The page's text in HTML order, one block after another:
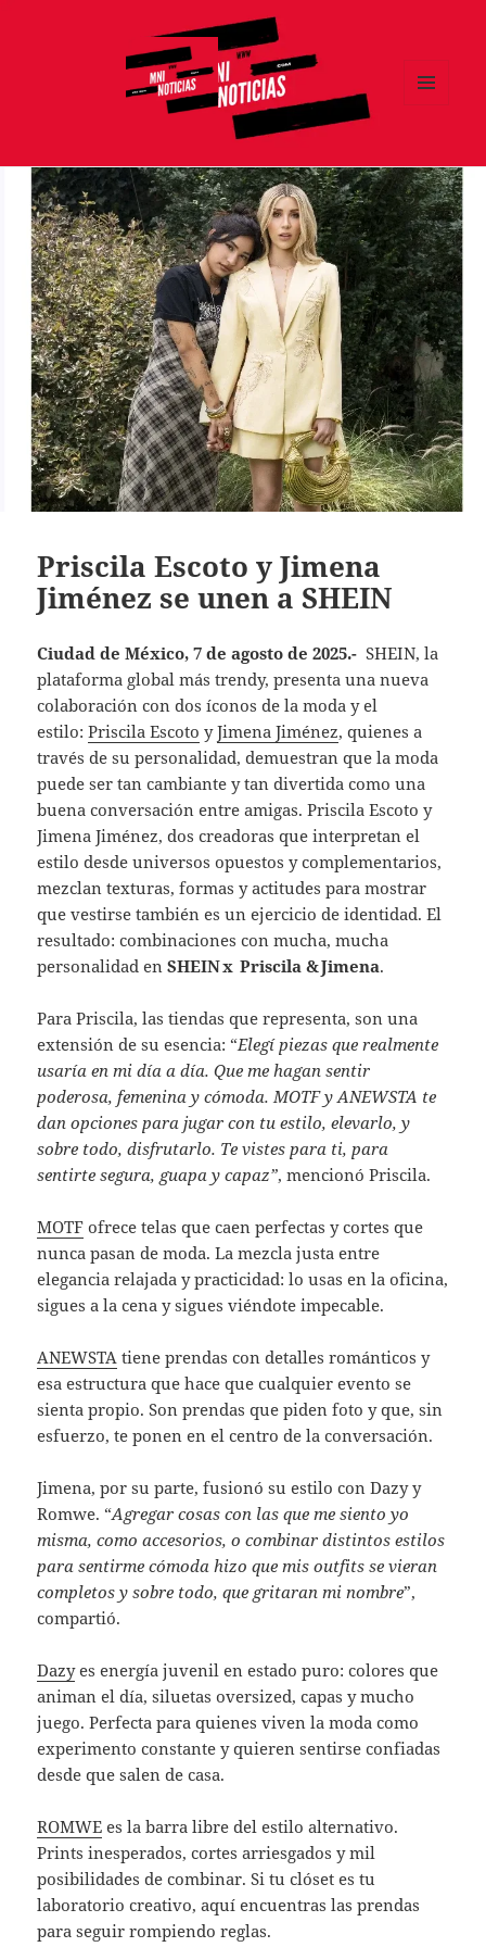
Priscila Escoto y Jimena
Jiménez se unen a SHEIN
Ciudad de México, 7 de agosto de 2025.- SHEIN, la
plataforma global más trendy, presenta una nueva
colaboración con dos íconos de la moda y el
estilo:Priscila Escoto yJimena Jiménez, quienes a
través de su personalidad, demuestran que la moda
puede ser tan cambiante y tan divertida como una
buena conversación entre amigas. Priscila Escoto y
Jimena Jiménez, dos creadoras que interpretan el
estilo desde universos opuestos y complementarios,
mezclan texturas, formas y actitudes para mostrar
que vestirse también es un ejercicio de identidad. El
resultado: combinaciones con mucha, mucha
personalidad enSHEIN x Priscila & Jimena.
Para Priscila, las tiendas que representa, son una
extensión de su esencia: “Elegí piezas que realmente
usaría en mi día a día. Que me hagan sentir
poderosa, femenina y cómoda. MOTF y ANEWSTA te
dan opciones para jugar con tu estilo, elevarlo, y
sobre todo, disfrutarlo. Te vistes para ti, para
sentirte segura, guapa y capaz”, mencionó Priscila.
MOTF ofrece telas que caen perfectas y cortes que
nunca pasan de moda. La mezcla justa entre
elegancia relajada y practicidad: lo usas en la oficina,
sigues a la cena y sigues viéndote impecable.
ANEWSTA tiene prendas con detalles románticos y
esa estructura que hace que cualquier evento se
sienta propio. Son prendas que piden foto y que, sin
esfuerzo, te ponen en el centro de la conversación.
Jimena, por su parte, fusionó su estilo con Dazy y
Romwe. “Agregar cosas con las que me siento yo
misma, como accesorios, o combinar distintos estilos
para sentirme cómoda hizo que mis outfits se vieran
completos y sobre todo, que gritaran mi nombre”,
compartió.
Dazyes energía juvenil en estado puro: colores que
animan el día, siluetas oversized, capas y mucho
juego. Perfecta para quienes viven la moda como
experimento constante y quieren sentirse confiadas
desde que salen de casa.
ROMWE es la barra libre del estilo alternativo.
Prints inesperados, cortes arriesgados y mil
posibilidades de combinar. Si tu clóset es tu
laboratorio creativo, aquí encuentras las prendas
para seguir rompiendo reglas.